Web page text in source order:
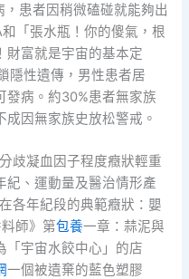
患者因稍微磕碰就能夠出
「張水瓶！你的傻氣，根
財富就是宇宙的基本定
隱性遺傳，男性患者居
發病。約30%患者無家族
因無家族史放松警戒。
歧凝血因子程度癥狀輕重
紀、運動量及醫治情形產
各年紀段的典範癥狀：嬰
師》第包養一章：蒜泥與
「宇宙水餃中心」的店
一個被遺棄的藍色塑膠